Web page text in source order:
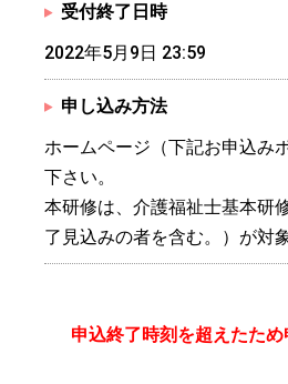
受付終了日時
2022年5月9日 23:59
申し込み方法
ホームページ（下記お申込み
下さい。
本研修は、介護福祉士基本研
了見込みの者を含む。）が対
申込終了時刻を超えたため